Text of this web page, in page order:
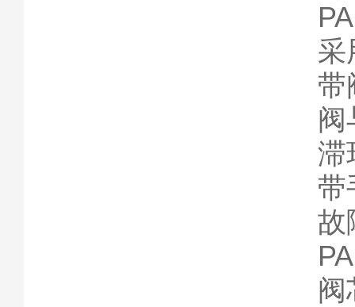
采
带
阀
滞
带
故
阀